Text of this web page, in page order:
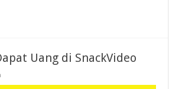
Uang di SnackVideo